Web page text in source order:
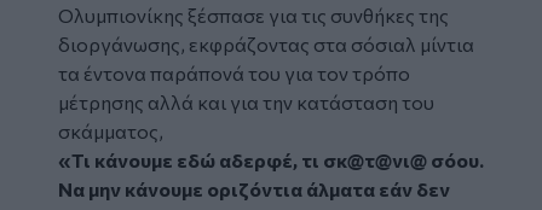
Ολυμπιονίκης ξέσπασε για τις συνθήκες της
διοργάνωσης, εκφράζοντας στα σόσιαλ μίντια
τα έντονα παράπονά του για τον τρόπο
μέτρησης αλλά και για την κατάσταση του
σκάμματος,
«Τι κάνουμε εδώ αδερφέ, τι σκ@τ@νι@ σόου.
Να μην κάνουμε οριζόντια άλματα εάν δεν